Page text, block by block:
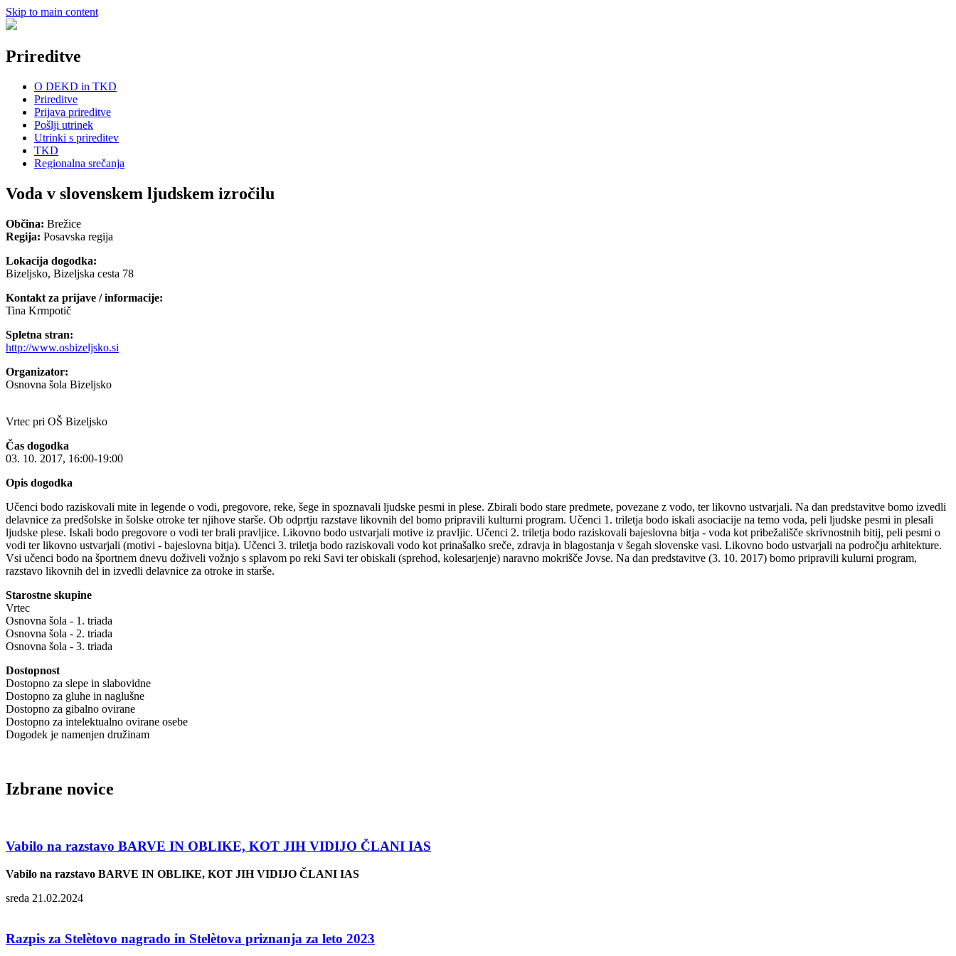
Skip to main content
Prireditve
O DEKD in TKD
Prireditve
Prijava prireditve
Pošlji utrinek
Utrinki s prireditev
TKD
Regionalna srečanja
Voda v slovenskem ljudskem izročilu
Občina: Brežice
Regija: Posavska regija
Lokacija dogodka:
Bizeljsko, Bizeljska cesta 78
Kontakt za prijave / informacije:
Tina Krmpotič
Spletna stran:
http://www.osbizeljsko.si
Organizator:
Osnovna šola Bizeljsko
Vrtec pri OŠ Bizeljsko
Čas dogodka
03. 10. 2017, 16:00-19:00
Opis dogodka
Učenci bodo raziskovali mite in legende o vodi, pregovore, reke, šege in spoznavali ljudske pesmi in plese. Zbirali bodo stare predmete, povezane z vodo, ter likovno ustvarjali. Na dan predstavitve bomo izvedli
delavnice za predšolske in šolske otroke ter njihove starše. Ob odprtju razstave likovnih del bomo pripravili kulturni program. Učenci 1. triletja bodo iskali asociacije na temo voda, peli ljudske pesmi in plesali
ljudske plese. Iskali bodo pregovore o vodi ter brali pravljice. Likovno bodo ustvarjali motive iz pravljic. Učenci 2. triletja bodo raziskovali bajeslovna bitja - voda kot pribežališče skrivnostnih bitij, peli pesmi o
vodi ter likovno ustvarjali (motivi - bajeslovna bitja). Učenci 3. triletja bodo raziskovali vodo kot prinašalko sreče, zdravja in blagostanja v šegah slovenske vasi. Likovno bodo ustvarjali na področju arhitekture.
Vsi učenci bodo na športnem dnevu doživeli vožnjo s splavom po reki Savi ter obiskali (sprehod, kolesarjenje) naravno mokrišče Jovse. Na dan predstavitve (3. 10. 2017) bomo pripravili kulurni program,
razstavo likovnih del in izvedli delavnice za otroke in starše.
Starostne skupine
Vrtec
Osnovna šola - 1. triada
Osnovna šola - 2. triada
Osnovna šola - 3. triada
Dostopnost
Dostopno za slepe in slabovidne
Dostopno za gluhe in naglušne
Dostopno za gibalno ovirane
Dostopno za intelektualno ovirane osebe
Dogodek je namenjen družinam
Izbrane novice
Vabilo na razstavo BARVE IN OBLIKE, KOT JIH VIDIJO ČLANI IAS
Vabilo na razstavo BARVE IN OBLIKE, KOT JIH VIDIJO ČLANI IAS
sreda 21.02.2024
Razpis za Stelètovo nagrado in Stelètova priznanja za leto 2023